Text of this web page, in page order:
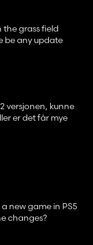
grass field
be any update
versjonen, kunne
er det får mye
new game in PS5
changes?